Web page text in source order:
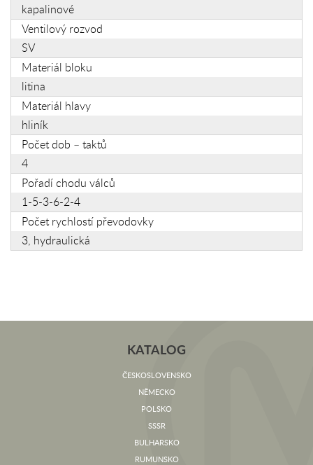
kapalinové
Ventilový rozvod
SV
Materiál bloku
litina
Materiál hlavy
hliník
Počet dob – taktů
4
Pořadí chodu válců
1-5-3-6-2-4
Počet rychlostí převodovky
3, hydraulická
KATALOG
ČESKOSLOVENSKO
NĚMECKO
POLSKO
SSSR
BULHARSKO
RUMUNSKO